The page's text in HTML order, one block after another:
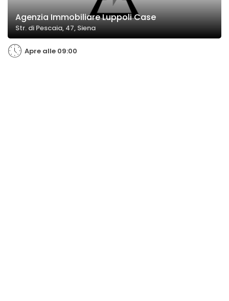
Agenzia Immobiliare Luppoli Case
Str. di Pescaia, 47, Siena
Apre alle 09:00